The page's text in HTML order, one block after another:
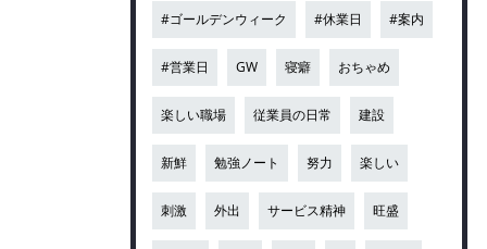
#ゴールデンウィーク #休業日 #案内
#営業日 GW 寝癖 おちゃめ
楽しい職場 従業員の日常 建設
新鮮 勉強ノート 努力 楽しい
刺激 外出 サービス精神 旺盛